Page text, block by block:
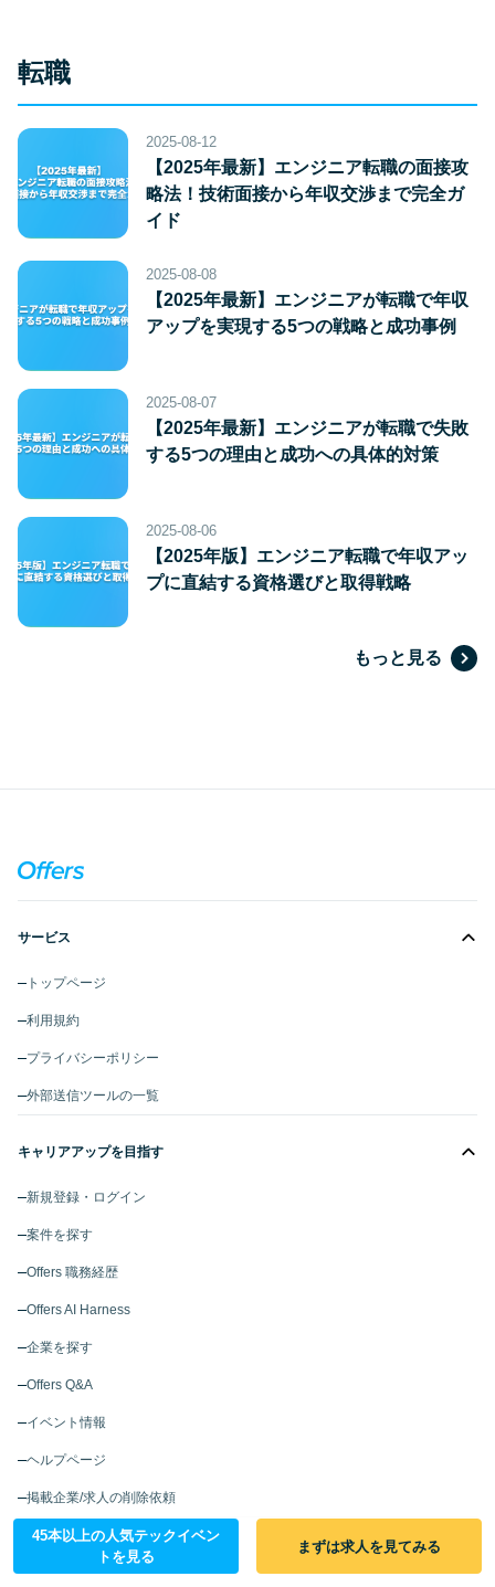
45本以上の人気テックイベン
トを見る
まずは求人を見てみる
転職
2025-08-12
【2025年最新】エンジニア転職の面接攻
略法！技術面接から年収交渉まで完全ガ
イド
2025-08-08
【2025年最新】エンジニアが転職で年収
アップを実現する5つの戦略と成功事例
2025-08-07
【2025年最新】エンジニアが転職で失敗
する5つの理由と成功への具体的対策
2025-08-06
【2025年版】エンジニア転職で年収アッ
プに直結する資格選びと取得戦略
もっと見る
サービス
トップページ
利用規約
プライバシーポリシー
外部送信ツールの一覧
キャリアアップを目指す
新規登録・ログイン
案件を探す
Offers 職務経歴
Offers AI Harness
企業を探す
Offers Q&A
イベント情報
ヘルプページ
掲載企業/求人の削除依頼
採用担当者さま